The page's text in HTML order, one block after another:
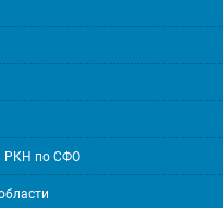
РКН по СФО